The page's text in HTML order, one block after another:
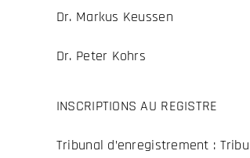
Dr. Markus Keussen
Dr. Peter Kohrs
INSCRIPTIONS AU REGISTRE
Tribunal d’enregistrement :